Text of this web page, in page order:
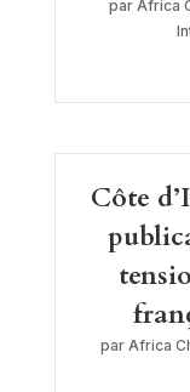
parAfrica
Côte
parAfrica